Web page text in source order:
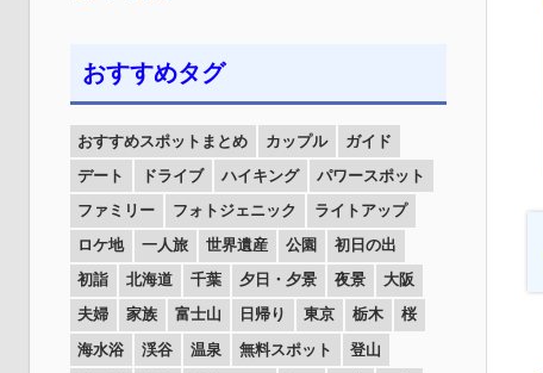
おすすめタグ
おすすめスポットまとめ カップル
ガイド
デート
ドライブ ハイキング
パワースポット
ファミリー
フォトジェニック
ライトアップ
ロケ地
一人旅 世界遺産 公園
初日の出
初詣
北海道 千葉 夕日・夕景 夜景
大阪
夫婦
家族 富士山 日帰り 東京 栃木
桜
海水浴
渓谷 温泉 無料スポット
登山